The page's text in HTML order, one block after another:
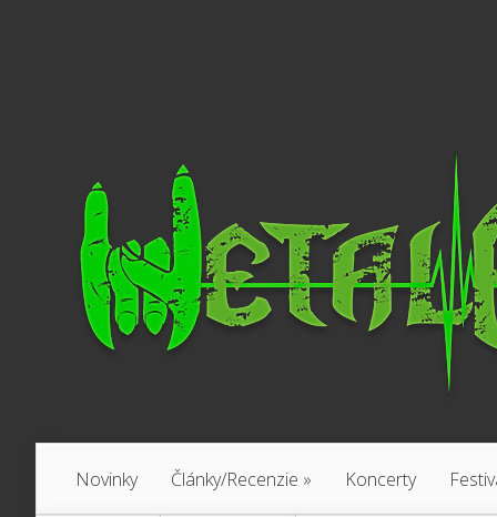
Novinky Články/Recenzie » Koncerty